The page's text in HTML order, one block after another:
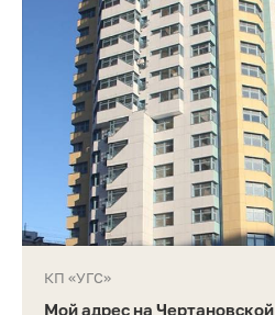
КП «УГС»
Мой адрес на Чертановской